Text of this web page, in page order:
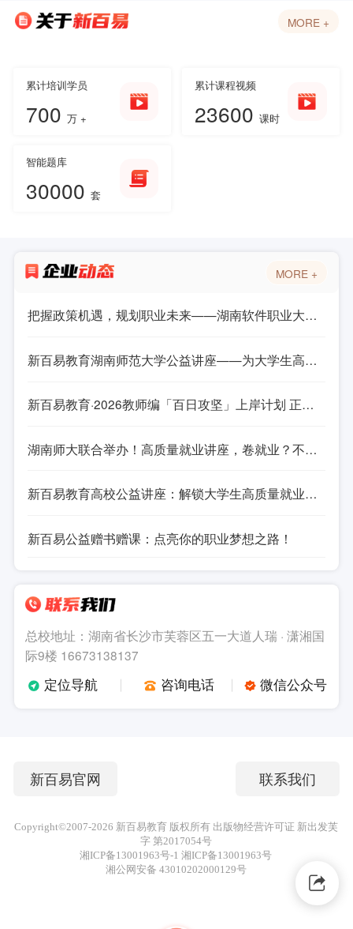
MORE +
累计培训学员
700万 +
累计课程视频
23600 课时
智能题库
30000套
MORE +
把握政策机遇，规划职业未来——湖南软件职业大学就业专题讲座
新百易教育湖南师范大学公益讲座——为大学生高质量就业精准导航
新百易教育·2026教师编「百日攻坚」上岸计划 正式启航
湖南师大联合举办！高质量就业讲座，卷就业？不如精准发力！
新百易教育高校公益讲座：解锁大学生高质量就业密码​
新百易公益赠书赠课：点亮你的职业梦想之路！
总校地址：湖南省长沙市芙蓉区五一大道人瑞 · 潇湘国
际9楼 16673138137
定位导航 咨询电话 微信公众号
新百易官网 联系我们
Copyright©2007-2026 新百易教育 版权所有 出版物经营许可证 新出发芙
字 第2017054号
湘ICP备13001963号-1 湘ICP备13001963号
湘公网安备 43010202000129号